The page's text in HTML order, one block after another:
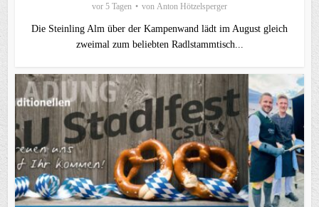
vor 5 Tagen von Anton Hötzelsperger
Die Steinling Alm über der Kampenwand lädt im August gleich
zweimal zum beliebten Radlstammtisch...